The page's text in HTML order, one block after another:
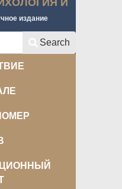
И
издание
Search